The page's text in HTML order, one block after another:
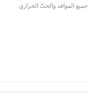
جميع المواقد والحثّ الحراري